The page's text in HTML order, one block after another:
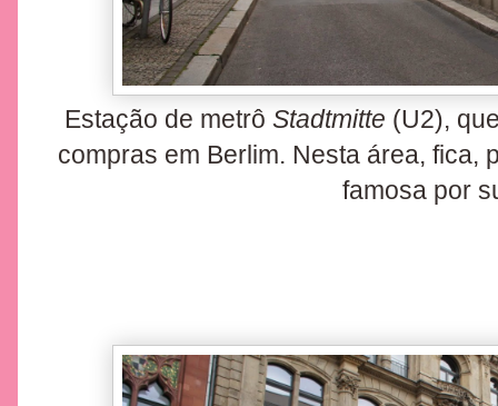
Estação de metrô Stadtmitte (U2),
compras em Berlim. Nesta área, fica,
famosa por